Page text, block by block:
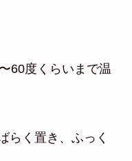
60度くらいまで温
らく置き、ふっく